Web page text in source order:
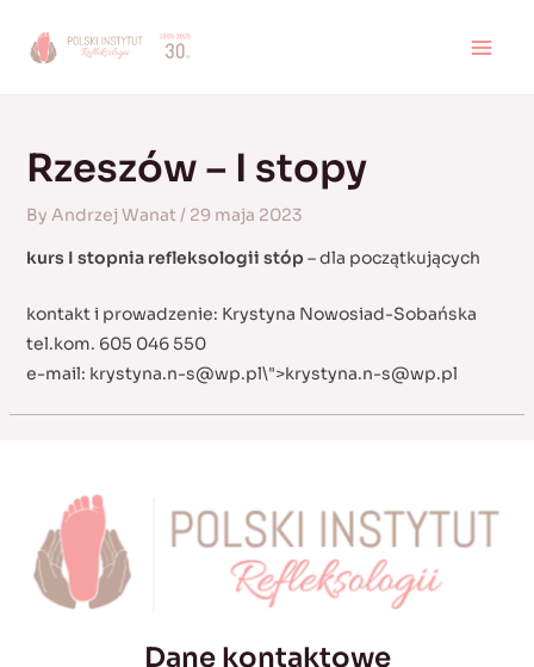
Rzeszów – I stopy
By Andrzej Wanat/ 29 maja 2023
kurs I stopnia refleksologii stóp– dla początkujących
kontakt i prowadzenie: Krystyna Nowosiad-Sobańska
tel.kom. 605 046 550
e-mail: krystyna.n-s@wp.pl\">krystyna.n-s@wp.pl
Dane kontaktowe